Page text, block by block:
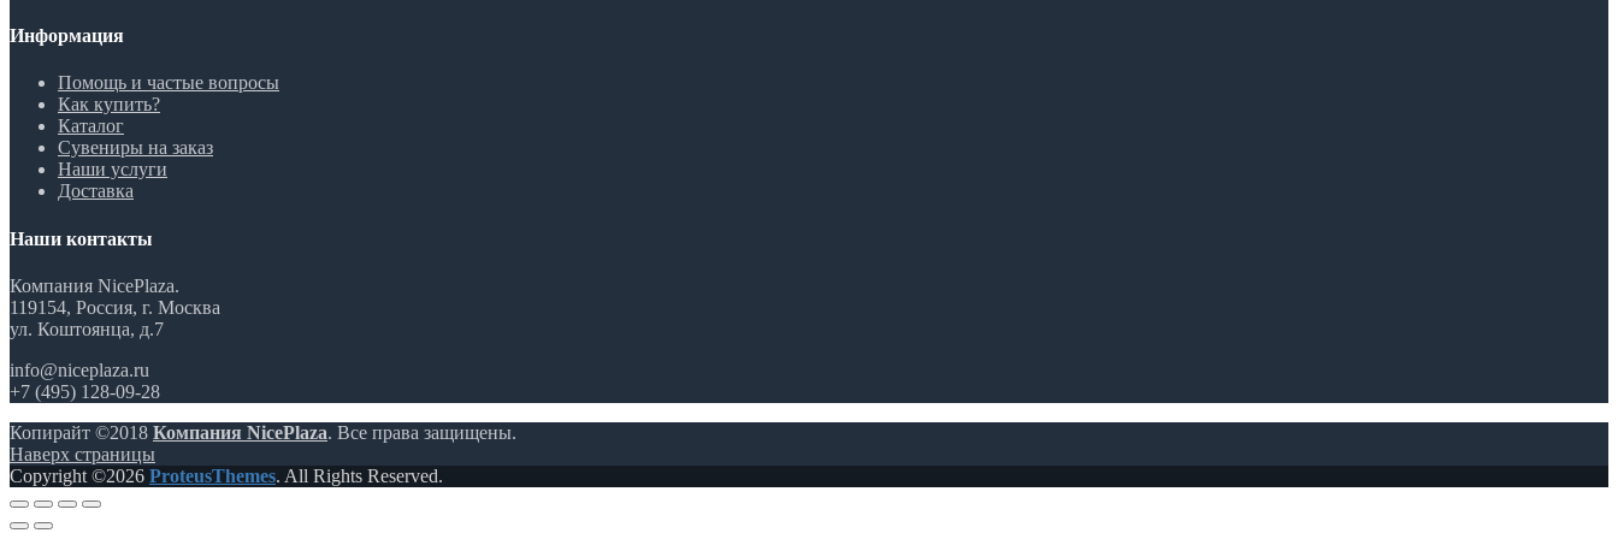
Информация
Помощь и частые вопросы
Как купить?
Каталог
Сувениры на заказ
Наши услуги
Доставка
Наши контакты
Компания NicePlaza.
119154, Россия, г. Москва
ул. Коштоянца, д.7
info@niceplaza.ru
+7 (495) 128-09-28
Копирайт ©2018 Компания NicePlaza. Все права защищены.
Наверх страницы
Copyright ©2026 ProteusThemes. All Rights Reserved.